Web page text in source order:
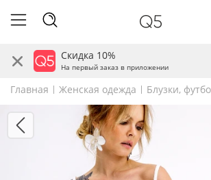
Скидка 10%
На первый заказ в приложении
Главная Женская одежда Блузки,